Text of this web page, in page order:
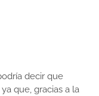
decir que
que, gracias a la